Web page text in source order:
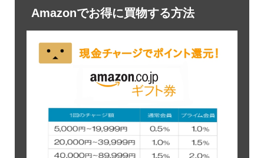
Amazonでお得に買物する方法